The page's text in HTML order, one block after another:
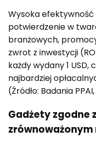
Wysoka
potwierdzenie w
branżowych,
zwrot z inwestycji
każdy wydany 1 USD,
najbardziej
(Źródło: Badania
Gadżety zgodne